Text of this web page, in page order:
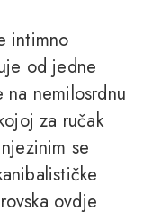
intimno
od jedne
nemilosrdnu
za ručak
se
ovdje